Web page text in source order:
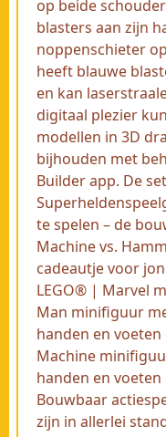
op beide
blasters aan zijn
noppenschieter
heeft blauwe
en kan
digitaal plezier
modellen in 3D
bijhouden met
Builder app. De
te spelen – de
Machine vs.
cadeautje voor
LEGO® | Marvel
Man minifiguur
handen en
Machine
handen en
Bouwbaar
zijn in allerlei